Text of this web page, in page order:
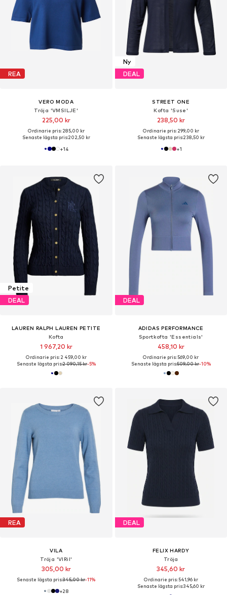
REA
VERO MODA
Tröja 'VMSILJE'
225,00 kr
Ordinarie pris: 285,00 kr
Senaste lägsta pris:202,50 kr
+14
Ny
DEAL
STREET ONE
Kofta 'Suse'
238,50 kr
Ordinarie pris: 299,00 kr
Senaste lägsta pris:238,50 kr
+1
Petite
DEAL
LAUREN RALPH LAUREN PETITE
Kofta
1 967,20 kr
Ordinarie pris: 2 459,00 kr
Senaste lägsta pris:2 090,15 kr-5%
DEAL
ADIDAS PERFORMANCE
Sportkofta 'Essentials'
458,10 kr
Ordinarie pris: 569,00 kr
Senaste lägsta pris:509,00 kr-10%
REA
VILA
Tröja 'VIRil'
305,00 kr
Senaste lägsta pris:345,00 kr-11%
+28
DEAL
FELIX HARDY
Tröja
345,60 kr
Ordinarie pris: 541,96 kr
Senaste lägsta pris:345,60 kr